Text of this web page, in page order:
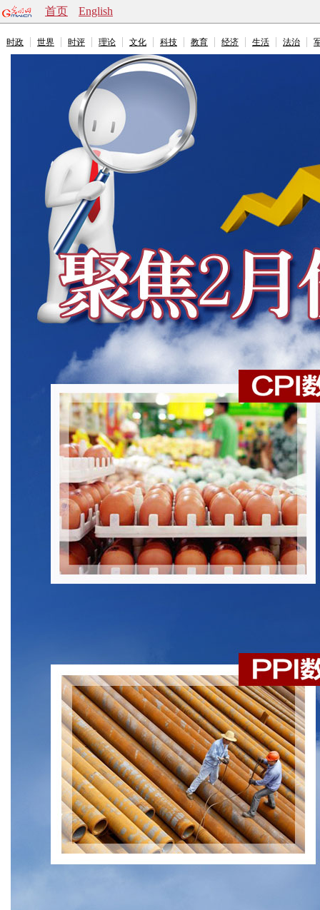
首页 English
时政 世界 时评 理论 文化 科技 教育 经济 生活 法治